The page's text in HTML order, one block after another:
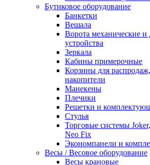
Бутиковое оборудование
Банкетки
Вешала
Ворота механические и
устройства
Зеркала
Кабины примерочные
Корзины для
накопители
Манекены
Плечики
Решетки и
Стулья
Торговые системы
Neo Fix
Экономпанели и
Весы / Весовое оборудование
Весы крановые